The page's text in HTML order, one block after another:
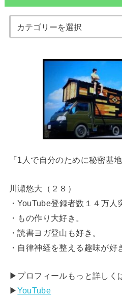
『1人で自分のために秘密基
川瀬悠大（２８）
・YouTube登録者数１４万人
・もの作り大好き。
・読書ヨガ登山も好き。
・自律神経を整える趣味が好
▶︎プロフィールもっと詳しく
▶︎YouTube